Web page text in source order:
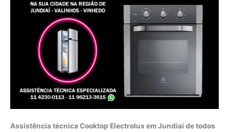
Assistência técnica Cooktop Electrolux em Jundiaí de todos